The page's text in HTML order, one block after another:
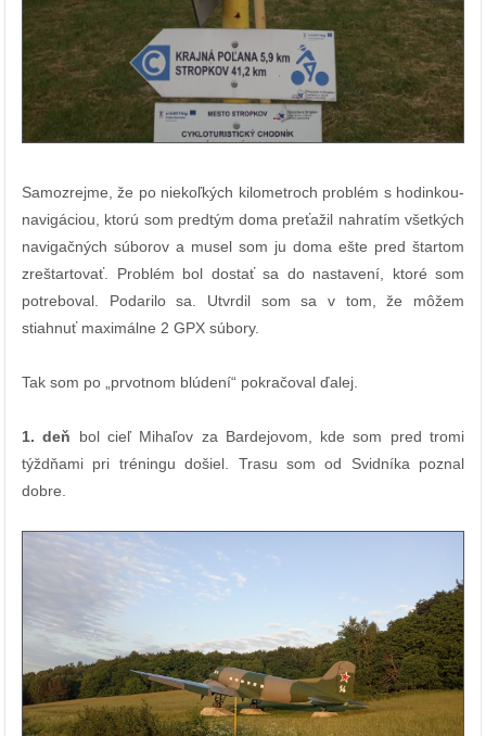
Samozrejme, že po niekoľkých kilometroch problém s hodinkou-
navigáciou, ktorú som predtým doma preťažil nahratím všetkých
navigačných súborov a musel som ju doma ešte pred štartom
zreštartovať. Problém bol dostať sa do nastavení, ktoré som
potreboval. Podarilo sa. Utvrdil som sa v tom, že môžem
stiahnuť maximálne 2 GPX súbory.
Tak som po „prvotnom blúdení“ pokračoval ďalej.
1. deň bol cieľ Mihaľov za Bardejovom, kde som pred tromi
týždňami pri tréningu došiel. Trasu som od Svidníka poznal
dobre.